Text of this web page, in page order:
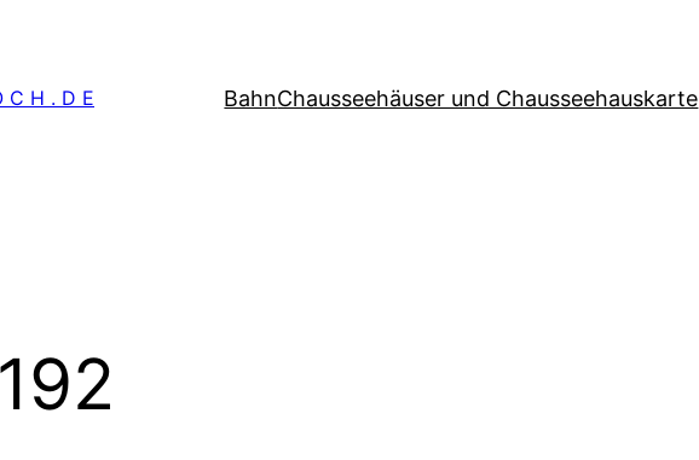
C H . D E BahnChausseehäuser und Chausseehauskarte